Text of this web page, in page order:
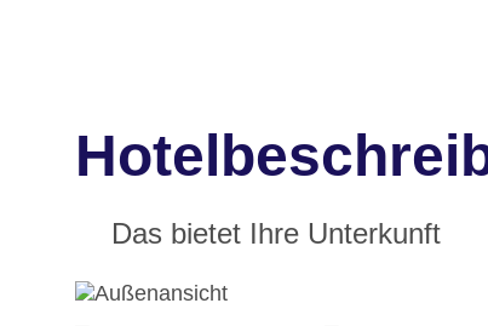
Das bietet Ihre Unterkunft